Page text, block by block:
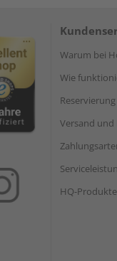
Warum bei
Wie
Versand und
HQ-